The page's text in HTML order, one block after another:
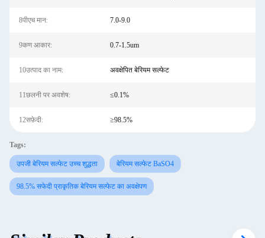
8पीएच मान: 7.0-9.0
9कण आकार: 0.7-1.5um
10उत्पाद का नाम: अवक्षेपित बेरियम सल्फेट
11छलनी पर अवशेष: ≤0.1%
12सफ़ेदी: ≥98.5%
Tags:
उपजी बेरियम सल्फेट उच्च शुद्धता बेरियम सल्फेट BaSO4
98.5% सफेदी प्राकृतिक बेरियम सल्फेट का अवक्षेपण